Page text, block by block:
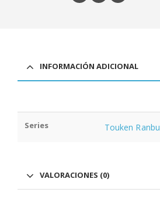
INFORMACIÓN ADICIONAL
Series Touken Ranbu
VALORACIONES (0)